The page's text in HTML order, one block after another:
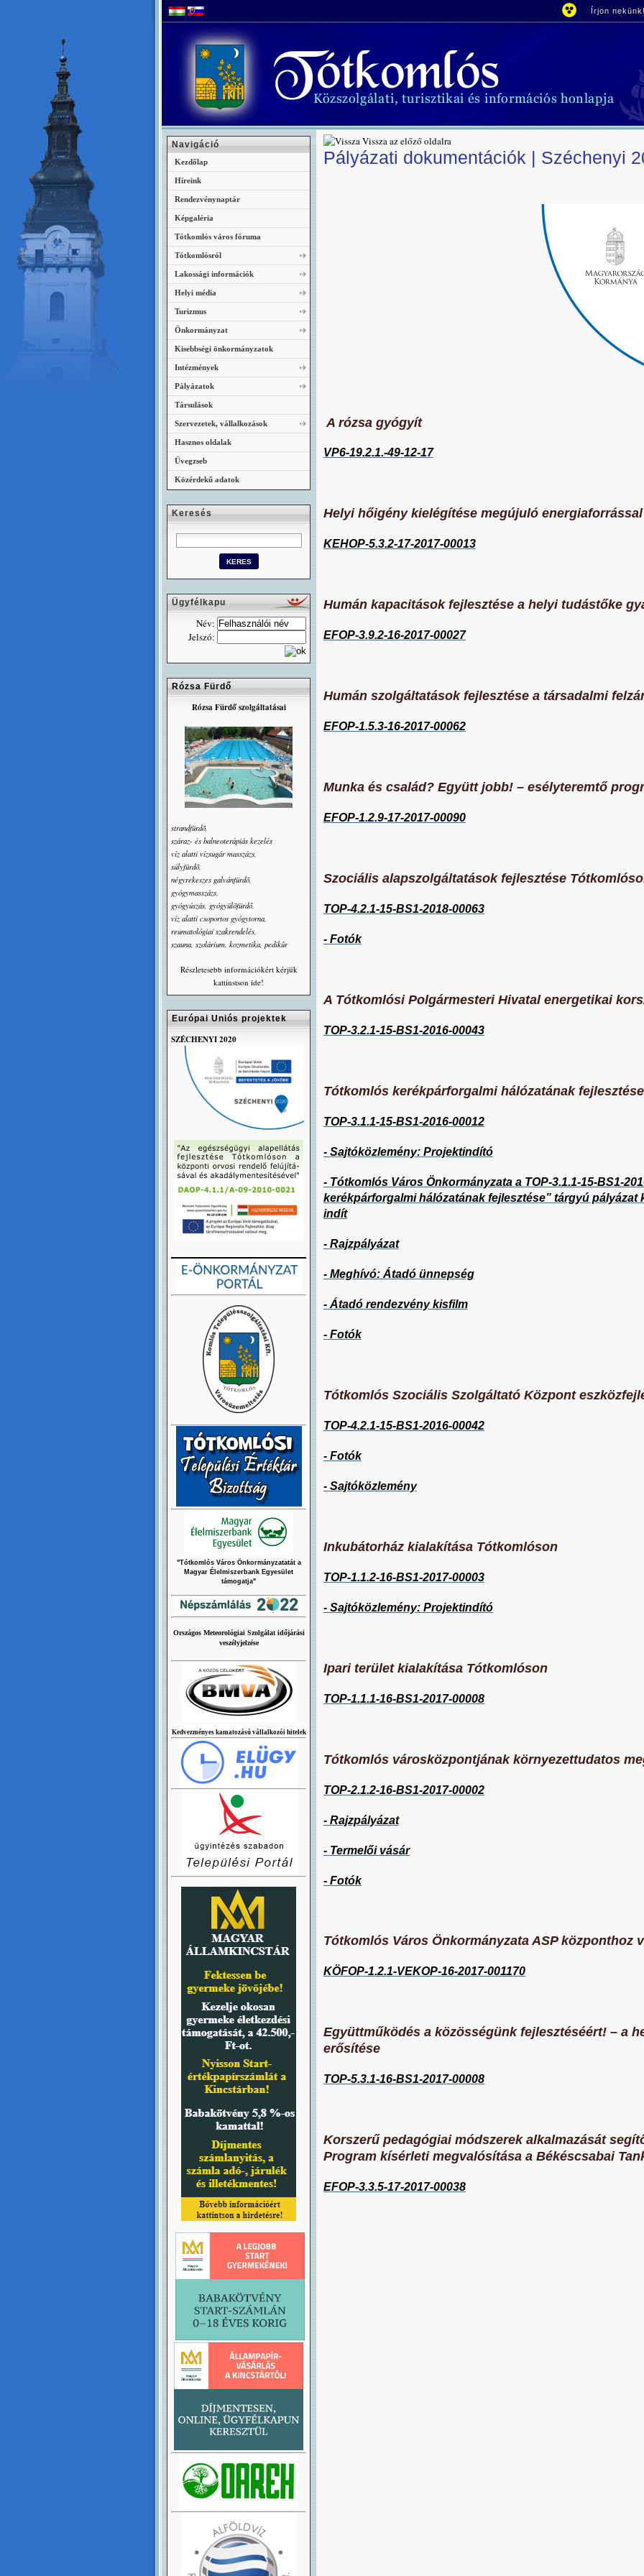
Írjon nekünk!
Vissza az előző oldalra
Pályázati dokumentációk | Széchenyi
A rózsa gyógyít
VP6-19.2.1.-49-12-17
Helyi hőigény kielégítése megújuló
KEHOP-5.3.2-17-2017-00013
Humán kapacitások fejlesztése a helyi tudástőke
EFOP-3.9.2-16-2017-00027
Humán szolgáltatások fejlesztése a társadalmi
EFOP-1.5.3-16-2017-00062
Munka és család? Együtt jobb! – esélyteremtő
EFOP-1.2.9-17-2017-00090
Szociális alapszolgáltatások fejlesztése
TOP-4.2.1-15-BS1-2018-00063
- Fotók
A Tótkomlósi Polgármesteri Hivatal energetikai
TOP-3.2.1-15-BS1-2016-00043
Tótkomlós kerékpárforgalmi hálózatának fejlesztése
TOP-3.1.1-15-BS1-2016-00012
- Sajtóközlemény: Projektindító
- Tótkomlós Város Önkormányzata a TOP-3.1.1-15-BS1-
kerékpárforgalmi hálózatának fejlesztése” tárgyú pályázat
indít
- Rajzpályázat
- Meghívó: Átadó ünnepség
- Átadó rendezvény kisfilm
- Fotók
Tótkomlós Szociális Szolgáltató Központ
TOP-4.2.1-15-BS1-2016-00042
- Fotók
- Sajtóközlemény
Inkubátorház kialakítása Tótkomlóson
TOP-1.1.2-16-BS1-2017-00003
- Sajtóközlemény: Projektindító
Ipari terület kialakítása Tótkomlóson
TOP-1.1.1-16-BS1-2017-00008
Tótkomlós városközpontjának környezettudatos
TOP-2.1.2-16-BS1-2017-00002
- Rajzpályázat
- Termelői vásár
- Fotók
Tótkomlós Város Önkormányzata ASP központhoz
KÖFOP-1.2.1-VEKOP-16-2017-001170
Együttműködés a közösségünk fejlesztéséért! – a
erősítése
TOP-5.3.1-16-BS1-2017-00008
Korszerű pedagógiai módszerek alkalmazását
Program kísérleti megvalósítása a Békéscsabai
EFOP-3.3.5-17-2017-00038
Navigáció
Kezdőlap
Híreink
Rendezvénynaptár
Képgaléria
Tótkomlós város fóruma
Tótkomlósról
Lakossági információk
Helyi média
Turizmus
Önkormányzat
Kisebbségi önkormányzatok
Intézmények
Pályázatok
Társulások
Szervezetek, vállalkozások
Hasznos oldalak
Üvegzseb
Közérdekű adatok
Keresés
Ügyfélkapu
Név:
Jelszó:
Rózsa Fürdő
Rózsa Fürdő szolgáltatásai
strandfürdõ,
száraz- és balneoterápiás kezelés
víz alatti vízsugár masszázs,
súlyfürdõ,
négyrekeszes galvánfürdõ,
gyógymasszázs,
gyógyúszás, gyógyülõfürdő,
víz alatti csoportos gyógytorna,
reumatológiai szakrendelés,
szauna, szolárium, kozmetika, pedikûr
Részletesebb információkért kérjük
kattinstson ide!
Európai Uniós projektek
SZÉCHENYI 2020
"Tótkomlós Város Önkormányzatatát a
Magyar Élelmiszerbank Egyesület
támogatja"
Országos Meteorológiai Szolgálat időjárási
veszélyjelzése
Kedvezményes kamatozású vállalkozói hitelek